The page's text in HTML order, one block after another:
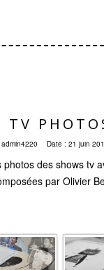
TV
admin4220 Date : 21 juin
photos des shows tv
par Olivier